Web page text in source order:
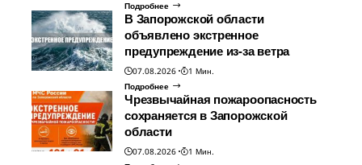
Подробнее
В Запорожской области
объявлено экстренное
предупреждение из-за ветра
07.08.2026
1 Мин.
Подробнее
Чрезвычайная пожароопасность
сохраняется в Запорожской
области
07.08.2026
1 Мин.